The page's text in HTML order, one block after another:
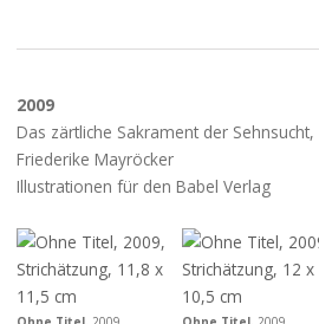
2009
Das zärtliche Sakrament der Sehnsucht,
Friederike Mayröcker
Illustrationen für den Babel Verlag